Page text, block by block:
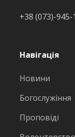
+38 (073)-945-
Навігація
Новини
Богослужіння
Проповіді